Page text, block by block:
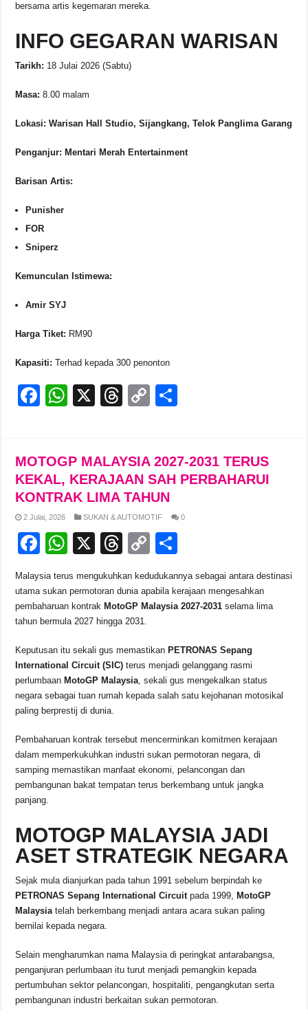
bersama artis kegemaran mereka.
INFO GEGARAN WARISAN
Tarikh: 18 Julai 2026 (Sabtu)
Masa: 8.00 malam
Lokasi: Warisan Hall Studio, Sijangkang, Telok Panglima Garang
Penganjur: Mentari Merah Entertainment
Barisan Artis:
Punisher
FOR
Sniperz
Kemunculan Istimewa:
Amir SYJ
Harga Tiket: RM90
Kapasiti: Terhad kepada 300 penonton
F
e
b
o
o
k
W
s
A
p
p
X
T
a
d
s
C
y
Li
n
k
e
MOTOGP MALAYSIA 2027-2031 TERUS
KEKAL, KERAJAAN SAH PERBAHARUI
KONTRAK LIMA TAHUN
2 Julai, 2026 SUKAN & AUTOMOTIF 0
F
a
c
e
b
o
o
k
W
at
s
A
p
p
X
T
hr
e
a
d
s
C
o
p
y
n
k
ar
e
Malaysia terus mengukuhkan kedudukannya sebagai antara destinasi
utama sukan permotoran dunia apabila kerajaan mengesahkan
pembaharuan kontrak MotoGP Malaysia 2027-2031 selama lima
tahun bermula 2027 hingga 2031.
Keputusan itu sekali gus memastikan PETRONAS Sepang
International Circuit (SIC) terus menjadi gelanggang rasmi
perlumbaan MotoGP Malaysia, sekali gus mengekalkan status
negara sebagai tuan rumah kepada salah satu kejohanan motosikal
paling berprestij di dunia.
Pembaharuan kontrak tersebut mencerminkan komitmen kerajaan
dalam memperkukuhkan industri sukan permotoran negara, di
samping memastikan manfaat ekonomi, pelancongan dan
pembangunan bakat tempatan terus berkembang untuk jangka
panjang.
MOTOGP MALAYSIA JADI
ASET STRATEGIK NEGARA
Sejak mula dianjurkan pada tahun 1991 sebelum berpindah ke
PETRONAS Sepang International Circuitpada 1999, MotoGP
Malaysiatelah berkembang menjadi antara acara sukan paling
bernilai kepada negara.
Selain mengharumkan nama Malaysia di peringkat antarabangsa,
penganjuran perlumbaan itu turut menjadi pemangkin kepada
pertumbuhan sektor pelancongan, hospitaliti, pengangkutan serta
pembangunan industri berkaitan sukan permotoran.